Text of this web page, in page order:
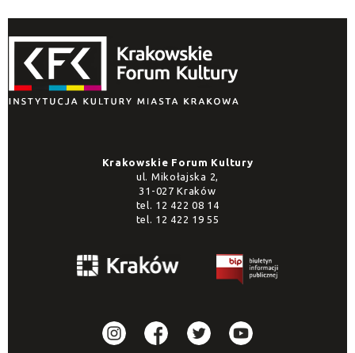
Krakowskie Forum Kultury
ul. Mikołajska 2,
31-027 Kraków
tel. 12 422 08 14
tel. 12 422 19 55